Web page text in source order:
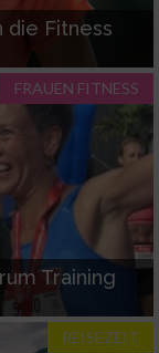
die Fitness
FRAUEN FITNESS
Training
REISEZEIT